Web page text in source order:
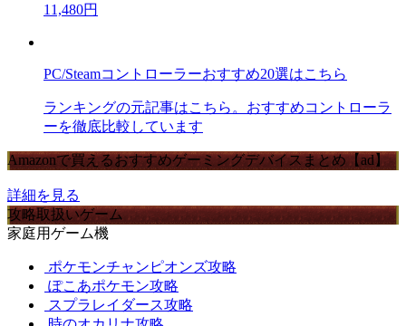
11,480円
PC/Steamコントローラーおすすめ20選はこちら
ランキングの元記事はこちら。おすすめコントローラ
ーを徹底比較しています
Amazonで買えるおすすめゲーミングデバイスまとめ【ad】
詳細を見る
攻略取扱いゲーム
家庭用ゲーム機
ポケモンチャンピオンズ攻略
ぽこあポケモン攻略
スプラレイダース攻略